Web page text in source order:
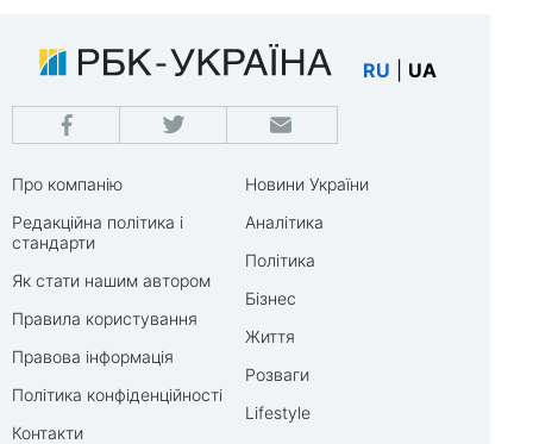
RU UA
Про компанію
Редакційна політика і
стандарти
Як стати нашим автором
Правила користування
Правова інформація
Політика конфіденційності
Контакти
Новини України
Аналітика
Політика
Бізнес
Життя
Розваги
Lifestyle